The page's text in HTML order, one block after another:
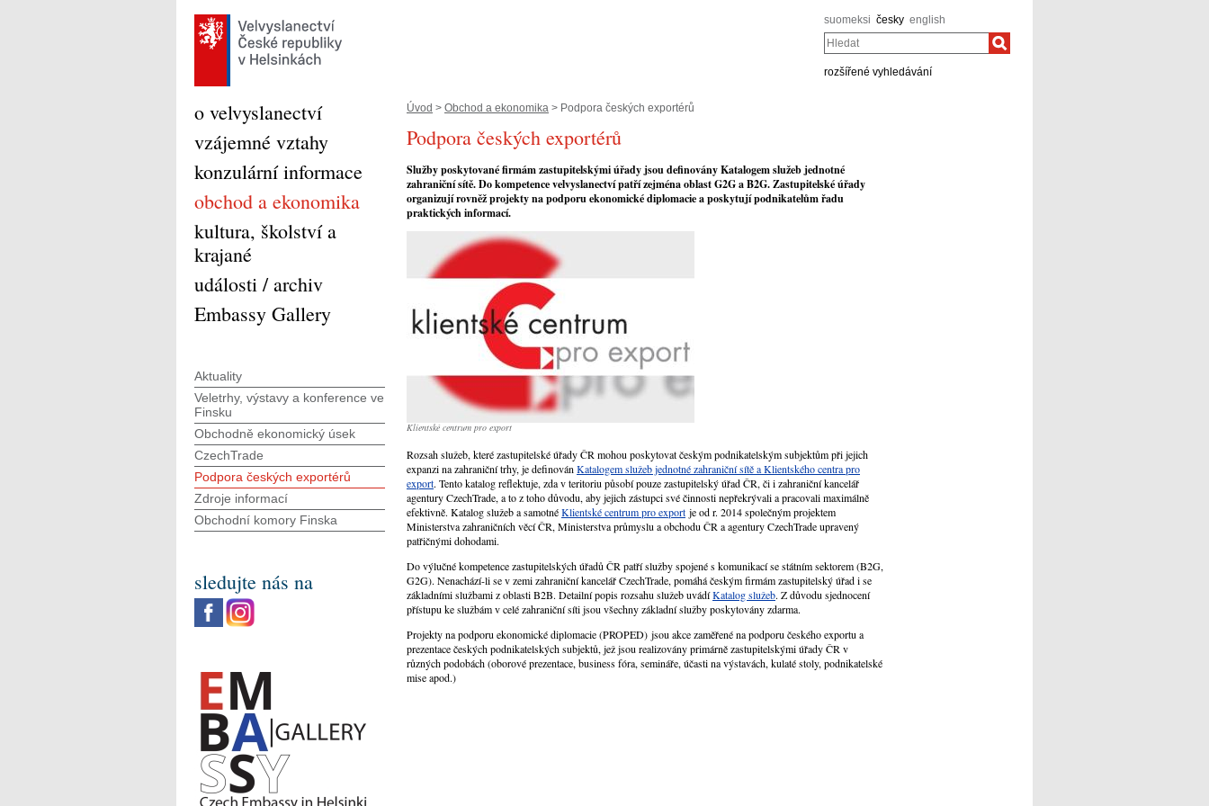
suomeksi česky english
Hledat
rozšířené vyhledávání
Úvod > Obchod a ekonomika > Podpora českých exportérů
Podpora českých exportérů
Služby poskytované firmám zastupitelskými úřady jsou definovány Katalogem služeb jednotné
zahraniční sítě. Do kompetence velvyslanectví patří zejména oblast G2G a B2G. Zastupitelské úřady
organizují rovněž projekty na podporu ekonomické diplomacie a poskytují podnikatelům řadu
praktických informací.
Klientské centrum pro export
Rozsah služeb, které zastupitelské úřady ČR mohou poskytovat českým podnikatelským subjektům při jejich
expanzi na zahraniční trhy, je definovánKatalogem služeb jednotné zahraniční sítě a Klientského centra pro
export. Tento katalog reflektuje, zda v teritoriu působí pouze zastupitelský úřad ČR, či i zahraniční kancelář
agentury CzechTrade, a to z toho důvodu, aby jejich zástupci své činnosti nepřekrývali a pracovali maximálně
efektivně. Katalog služeb a samotnéKlientské centrum pro export je od r. 2014 společným projektem
Ministerstva zahraničních věcí ČR, Ministerstva průmyslu a obchodu ČR a agentury CzechTrade upravený
patřičnými dohodami.
Do výlučné kompetence zastupitelských úřadů ČR patří služby spojené s komunikací se státním sektorem (B2G,
G2G). Nenachází-li se v zemi zahraniční kancelář CzechTrade, pomáhá českým firmám zastupitelský úřad i se
základními službami z oblasti B2B. Detailní popis rozsahu služeb uvádíKatalog služeb. Z důvodu sjednocení
přístupu ke službám v celé zahraniční síti jsou všechny základní služby poskytovány zdarma.
Projekty na podporu ekonomické diplomacie (PROPED) jsou akce zaměřené na podporu českého exportu a
prezentace českých podnikatelských subjektů, jež jsou realizovány primárně zastupitelskými úřady ČR v
různých podobách (oborové prezentace, business fóra, semináře, účasti na výstavách, kulaté stoly, podnikatelské
mise apod.)
o velvyslanectví
vzájemné vztahy
konzulární informace
obchod a ekonomika
kultura, školství a
krajané
události / archiv
Embassy Gallery
Aktuality
Veletrhy, výstavy a konference ve
Finsku
Obchodně ekonomický úsek
CzechTrade
Podpora českých exportérů
Zdroje informací
Obchodní komory Finska
sledujte nás na